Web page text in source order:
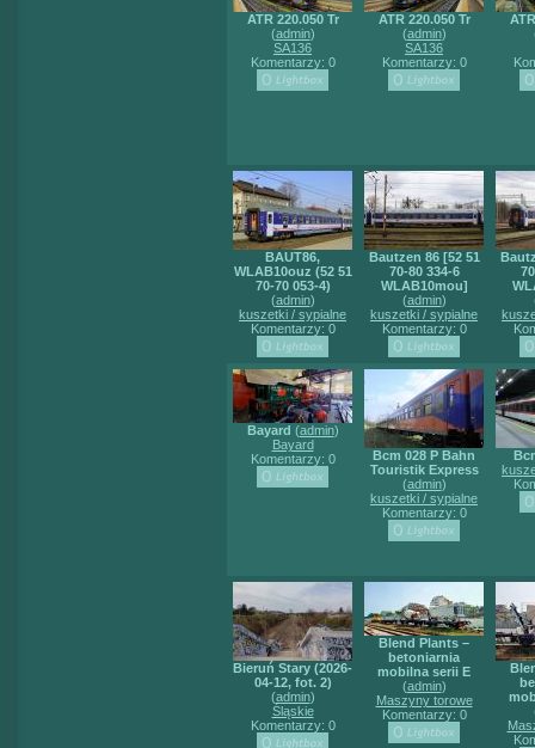
ATR 220.050 Tr
(admin)
SA136
Komentarzy: 0
ATR 220.050 Tr
(admin)
SA136
Komentarzy: 0
BAUT86,
WLAB10ouz (52 51
70-70 053-4)
(admin)
kuszetki / sypialne
Komentarzy: 0
Bautzen 86 [52 51
70-80 334-6
WLAB10mou]
(admin)
kuszetki / sypialne
Komentarzy: 0
Bayard (admin)
Bayard
Komentarzy: 0
Bcm 028 P Bahn
Touristik Express
(admin)
kuszetki / sypialne
Komentarzy: 0
Bieruń Stary (2026-
04-12, fot. 2)
(admin)
Śląskie
Komentarzy: 0
Blend Plants –
betoniarnia
mobilna serii E
(admin)
Maszyny torowe
Komentarzy: 0